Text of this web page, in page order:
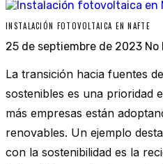
INSTALACIÓN FOTOVOLTAICA EN NAFTE
25 de septiembre de 2023
La transición hacia fuentes
sostenibles es una prioridad
más empresas están
renovables. Un ejemplo
con la sostenibilidad es la